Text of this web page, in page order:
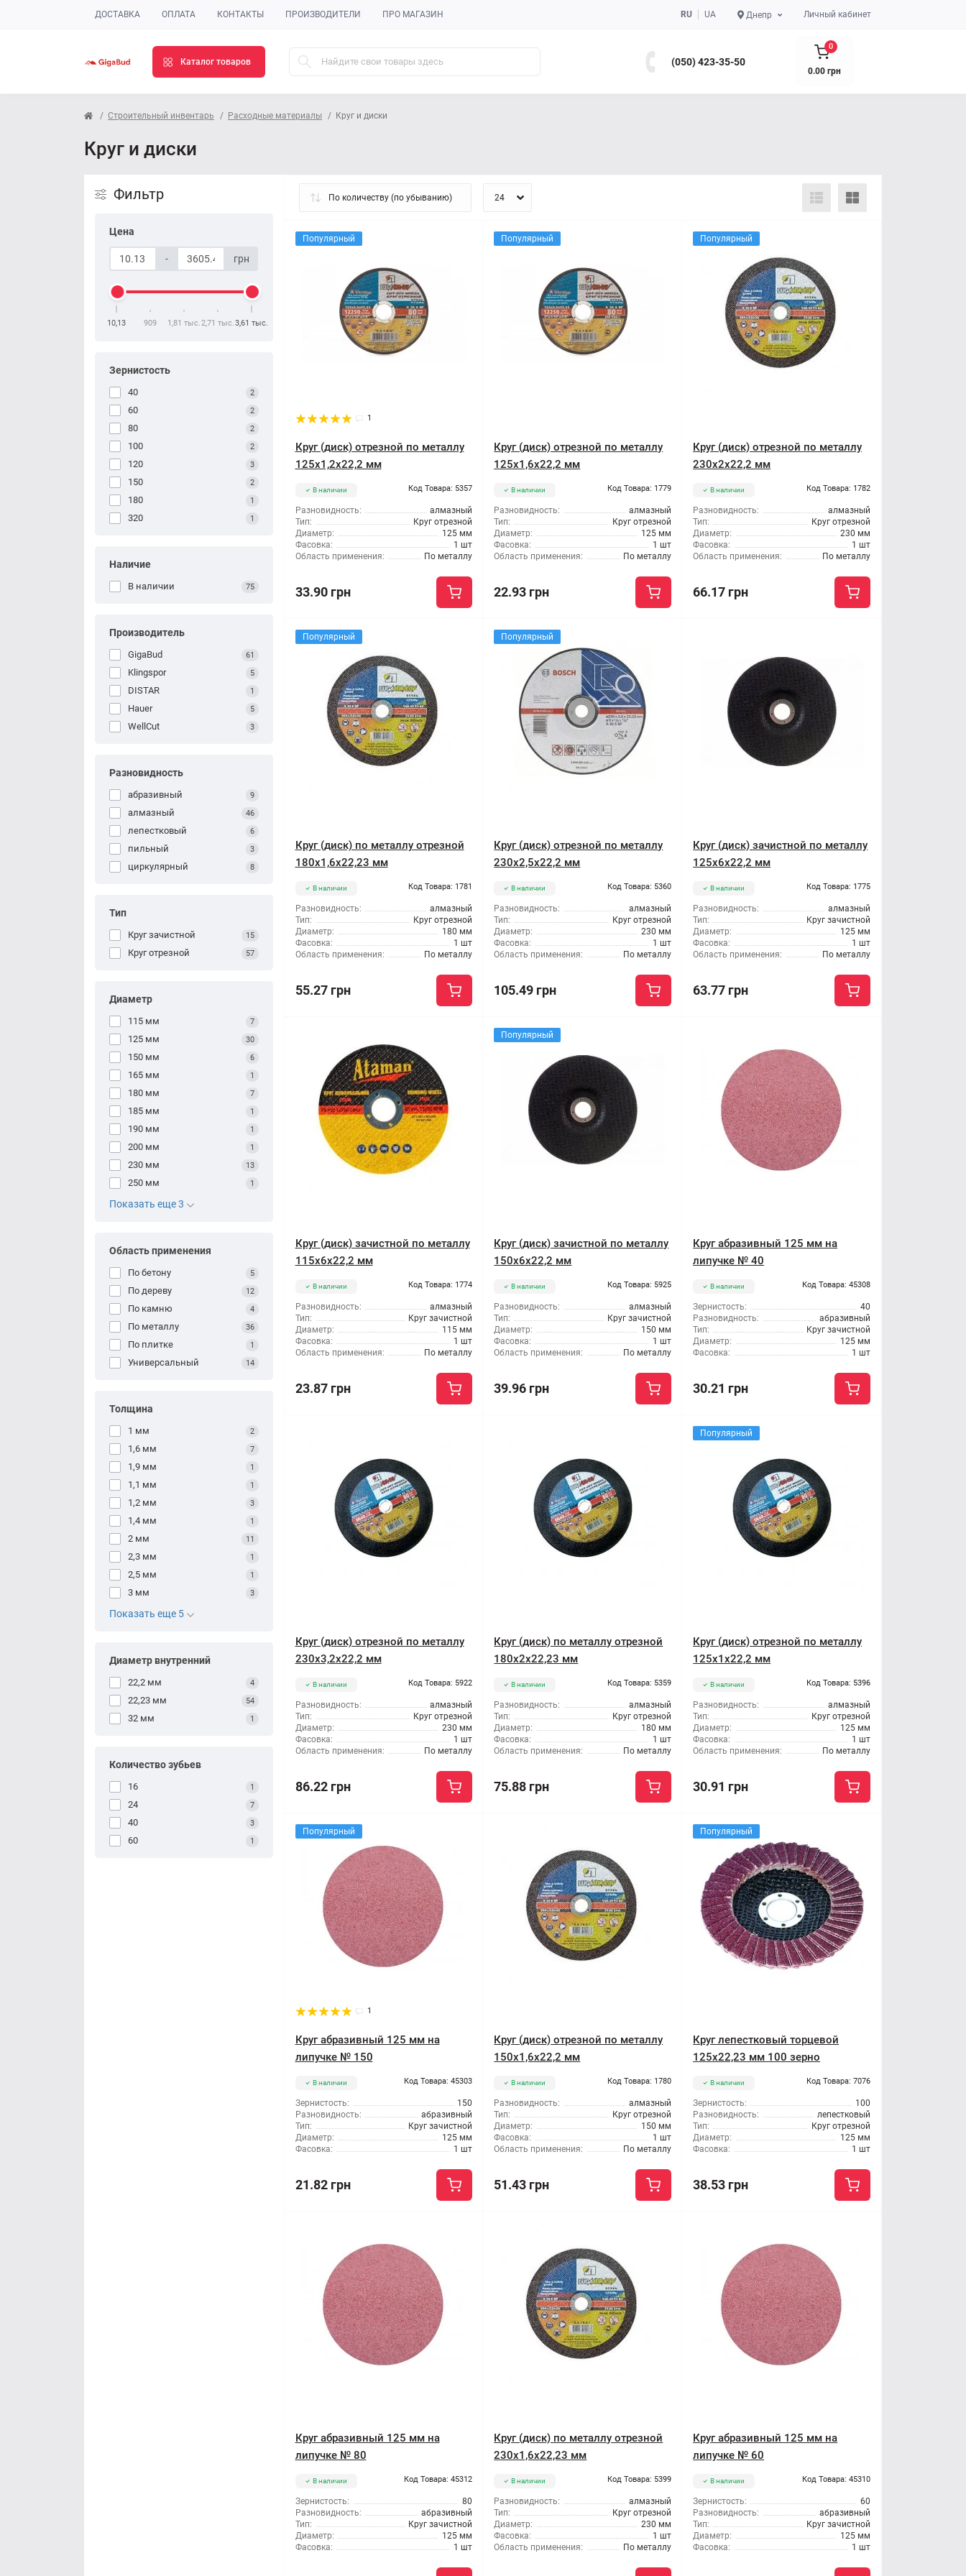
ДОСТАВКА ОПЛАТА КОНТАКТЫ ПРОИЗВОДИТЕЛИ ПРО МАГАЗИН RU UA Днепр Личный кабинет
Каталог товаров (050) 423-35-50
0
0.00 грн
Строительный инвентарь Расходные материалы Круг и диски
Круг и диски
Фильтр
Цена
- грн
10,13 909 1,81 тыс.2,71 тыс.3,61 тыс.
Зернистость
40 2
60 2
80 2
100 2
120 3
150 2
180 1
320 1
Наличие
В наличии 75
Производитель
GigaBud 61
Klingspor 5
DISTAR 1
Hauer 5
WellCut 3
Разновидность
абразивный 9
алмазный 46
лепестковый 6
пильный 3
циркулярный 8
Тип
Круг зачистной 15
Круг отрезной 57
Диаметр
115 мм 7
125 мм 30
150 мм 6
165 мм 1
180 мм 7
185 мм 1
190 мм 1
200 мм 1
230 мм 13
250 мм 1
Показать еще 3
Область применения
По бетону 5
По дереву 12
По камню 4
По металлу 36
По плитке 1
Универсальный 14
Толщина
1 мм 2
1,6 мм 7
1,9 мм 1
1,1 мм 1
1,2 мм 3
1,4 мм 1
2 мм 11
2,3 мм 1
2,5 мм 1
3 мм 3
Показать еще 5
Диаметр внутренний
22,2 мм 4
22,23 мм 54
32 мм 1
Количество зубьев
16 1
24 7
40 3
60 1
Популярный
1
Круг (диск) отрезной по металлу
125x1,2x22,2 мм
В наличии Код Товара: 5357
Разновидность:
алмазный
Тип:
Круг отрезной
Диаметр:
125 мм
Фасовка:
1 шт
Область применения:
По металлу
33.90 грн
Популярный
Круг (диск) отрезной по металлу
125x1,6x22,2 мм
В наличии Код Товара: 1779
Разновидность:
алмазный
Тип:
Круг отрезной
Диаметр:
125 мм
Фасовка:
1 шт
Область применения:
По металлу
22.93 грн
Популярный
Круг (диск) отрезной по металлу
230x2x22,2 мм
В наличии Код Товара: 1782
Разновидность:
алмазный
Тип:
Круг отрезной
Диаметр:
230 мм
Фасовка:
1 шт
Область применения:
По металлу
66.17 грн
Популярный
Круг (диск) по металлу отрезной
180x1,6x22,23 мм
В наличии Код Товара: 1781
Разновидность:
алмазный
Тип:
Круг отрезной
Диаметр:
180 мм
Фасовка:
1 шт
Область применения:
По металлу
55.27 грн
Популярный
Круг (диск) отрезной по металлу
230x2,5x22,2 мм
В наличии Код Товара: 5360
Разновидность:
алмазный
Тип:
Круг отрезной
Диаметр:
230 мм
Фасовка:
1 шт
Область применения:
По металлу
105.49 грн
Круг (диск) зачистной по металлу
125x6x22,2 мм
В наличии Код Товара: 1775
Разновидность:
алмазный
Тип:
Круг зачистной
Диаметр:
125 мм
Фасовка:
1 шт
Область применения:
По металлу
63.77 грн
Круг (диск) зачистной по металлу
115x6x22,2 мм
В наличии Код Товара: 1774
Разновидность:
алмазный
Тип:
Круг зачистной
Диаметр:
115 мм
Фасовка:
1 шт
Область применения:
По металлу
23.87 грн
Популярный
Круг (диск) зачистной по металлу
150x6x22,2 мм
В наличии Код Товара: 5925
Разновидность:
алмазный
Тип:
Круг зачистной
Диаметр:
150 мм
Фасовка:
1 шт
Область применения:
По металлу
39.96 грн
Круг абразивный 125 мм на
липучке № 40
В наличии Код Товара: 45308
Зернистость:
40
Разновидность:
абразивный
Тип:
Круг зачистной
Диаметр:
125 мм
Фасовка:
1 шт
30.21 грн
Круг (диск) отрезной по металлу
230x3,2x22,2 мм
В наличии Код Товара: 5922
Разновидность:
алмазный
Тип:
Круг отрезной
Диаметр:
230 мм
Фасовка:
1 шт
Область применения:
По металлу
86.22 грн
Круг (диск) по металлу отрезной
180x2x22,23 мм
В наличии Код Товара: 5359
Разновидность:
алмазный
Тип:
Круг отрезной
Диаметр:
180 мм
Фасовка:
1 шт
Область применения:
По металлу
75.88 грн
Популярный
Круг (диск) отрезной по металлу
125x1x22,2 мм
В наличии Код Товара: 5396
Разновидность:
алмазный
Тип:
Круг отрезной
Диаметр:
125 мм
Фасовка:
1 шт
Область применения:
По металлу
30.91 грн
Популярный
1
Круг абразивный 125 мм на
липучке № 150
В наличии Код Товара: 45303
Зернистость:
150
Разновидность:
абразивный
Тип:
Круг зачистной
Диаметр:
125 мм
Фасовка:
1 шт
21.82 грн
Круг (диск) отрезной по металлу
150x1,6x22,2 мм
В наличии Код Товара: 1780
Разновидность:
алмазный
Тип:
Круг отрезной
Диаметр:
150 мм
Фасовка:
1 шт
Область применения:
По металлу
51.43 грн
Популярный
Круг лепестковый торцевой
125x22,23 мм 100 зерно
В наличии Код Товара: 7076
Зернистость:
100
Разновидность:
лепестковый
Тип:
Круг отрезной
Диаметр:
125 мм
Фасовка:
1 шт
38.53 грн
Круг абразивный 125 мм на
липучке № 80
В наличии Код Товара: 45312
Зернистость:
80
Разновидность:
абразивный
Тип:
Круг зачистной
Диаметр:
125 мм
Фасовка:
1 шт
Круг (диск) по металлу отрезной
230x1,6x22,23 мм
В наличии Код Товара: 5399
Разновидность:
алмазный
Тип:
Круг отрезной
Диаметр:
230 мм
Фасовка:
1 шт
Область применения:
По металлу
Круг абразивный 125 мм на
липучке № 60
В наличии Код Товара: 45310
Зернистость:
60
Разновидность:
абразивный
Тип:
Круг зачистной
Диаметр:
125 мм
Фасовка:
1 шт